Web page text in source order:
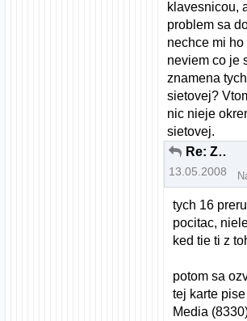
klavesnicou,
problem sa
nechce mi
neviem co je
znamena
sietovej?
nic nieje
sietovej.
Re: Zvuk a Mandriva 2008.0 pomoc
13.05.2008 |
tych 16
pocitac,
ked tie ti z
potom sa
tej karte
Media